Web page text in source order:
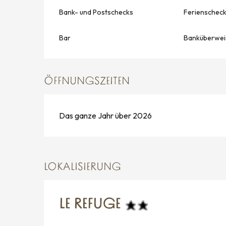
Bank- und Postschecks
Bar
ÖFFNUNGSZEITEN
Das ganze Jahr über 2026
LOKALISIERUNG
LE REFUGE